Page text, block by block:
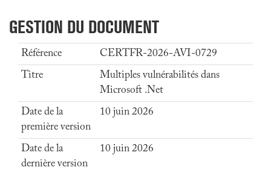
GESTION DU DOCUMENT
Référence
CERTFR-2026-AVI-0729
Titre
Multiples vulnérabilités dans
Microsoft .Net
Date de la
première version
10 juin 2026
Date de la
dernière version
10 juin 2026